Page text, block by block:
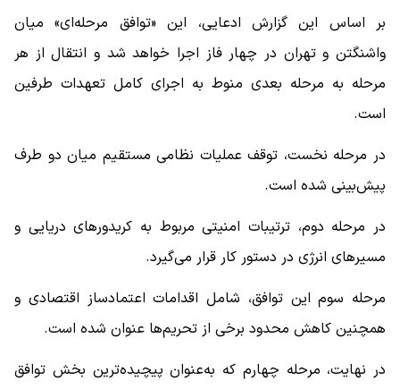
بر اساس این گزارش ادعایی، این «توافق مرحله‌ای» میان
واشنگتن و تهران در چهار فاز اجرا خواهد شد و انتقال از هر
مرحله به مرحله بعدی منوط به اجرای کامل تعهدات طرفین
است.
در مرحله نخست، توقف عملیات نظامی مستقیم میان دو طرف
پیش‌بینی شده است.
در مرحله دوم، ترتیبات امنیتی مربوط به کریدورهای دریایی و
مسیرهای انرژی در دستور کار قرار می‌گیرد.
مرحله سوم این توافق، شامل اقدامات اعتمادساز اقتصادی و
همچنین کاهش محدود برخی از تحریم‌ها عنوان شده است.
در نهایت، مرحله چهارم که به‌عنوان پیچیده‌ترین بخش توافق